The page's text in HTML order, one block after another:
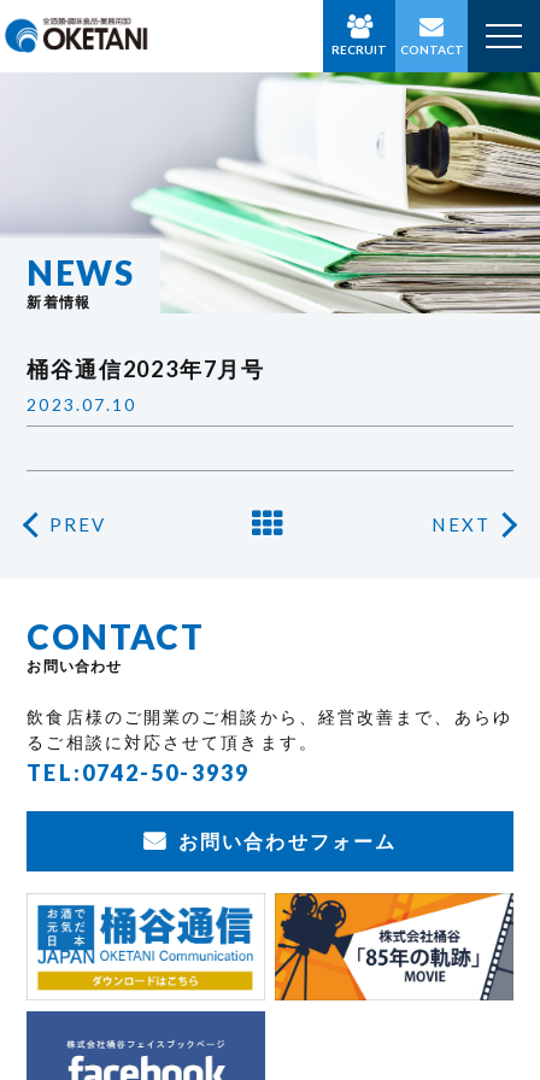
RECRUIT CONTACT
NEWS
新着情報
桶谷通信2023年7月号
2023.07.10
PREV NEXT
CONTACT
お問い合わせ
飲食店様のご開業のご相談から、経営改善まで、あらゆ
るご相談に対応させて頂きます。
TEL:0742-50-3939
お問い合わせフォーム